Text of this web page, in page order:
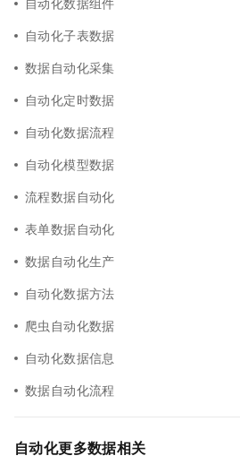
自动化子表数据
数据自动化采集
自动化定时数据
自动化数据流程
自动化模型数据
流程数据自动化
表单数据自动化
数据自动化生产
自动化数据方法
爬虫自动化数据
自动化数据信息
数据自动化流程
自动化更多数据相关